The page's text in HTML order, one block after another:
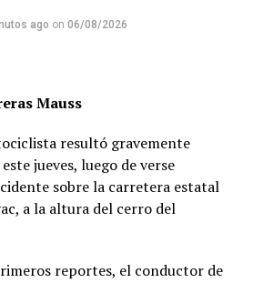
representa un golpe relevante
regional y refuerza la estrategia
fuerzas federales y municipales.
asalto
ago on 06/08/2026
Mauss
resultó gravemente
jueves, luego de verse
sobre la carretera estatal
a la altura del cerro del
reportes, el conductor de